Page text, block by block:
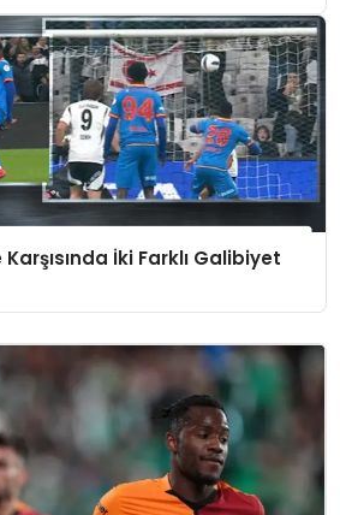
İki Farklı Galibiyet